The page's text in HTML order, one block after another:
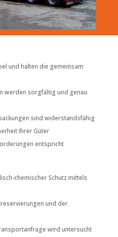
und halten die gemeinsam
werden sorgfältig und genau
sind widerstandsfähig
Ihrer Güter
entspricht
chemischer Schutz mittels
und der
wird untersucht